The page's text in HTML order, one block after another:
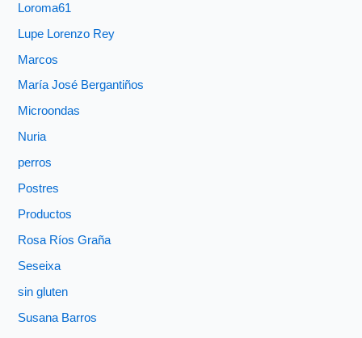
Loroma61
Lupe Lorenzo Rey
Marcos
María José Bergantiños
Microondas
Nuria
perros
Postres
Productos
Rosa Ríos Graña
Seseixa
sin gluten
Susana Barros